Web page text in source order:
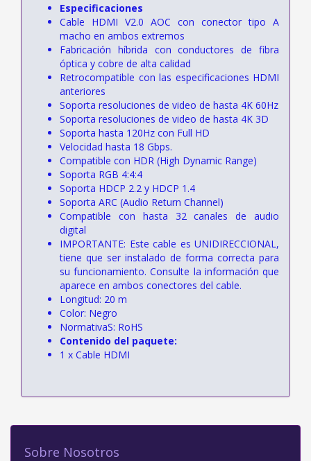
Especificaciones
Cable HDMI V2.0 AOC con conector tipo A
macho en ambos extremos
Fabricación híbrida con conductores de fibra
óptica y cobre de alta calidad
Retrocompatible con las especificaciones HDMI
anteriores
Soporta resoluciones de video de hasta 4K 60Hz
Soporta resoluciones de video de hasta 4K 3D
Soporta hasta 120Hz con Full HD
Velocidad hasta 18 Gbps.
Compatible con HDR (High Dynamic Range)
Soporta RGB 4:4:4
Soporta HDCP 2.2 y HDCP 1.4
Soporta ARC (Audio Return Channel)
Compatible con hasta 32 canales de audio
digital
IMPORTANTE: Este cable es UNIDIRECCIONAL,
tiene que ser instalado de forma correcta para
su funcionamiento. Consulte la información que
aparece en ambos conectores del cable.
Longitud: 20 m
Color: Negro
NormativaS: RoHS
Contenido del paquete:
1 x Cable HDMI
Sobre Nosotros